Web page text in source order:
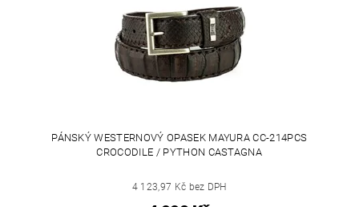
PÁNSKÝ WESTERNOVÝ OPASEK MAYURA CC-214PCS
CROCODILE / PYTHON CASTAGNA
4 123,97 Kč bez DPH